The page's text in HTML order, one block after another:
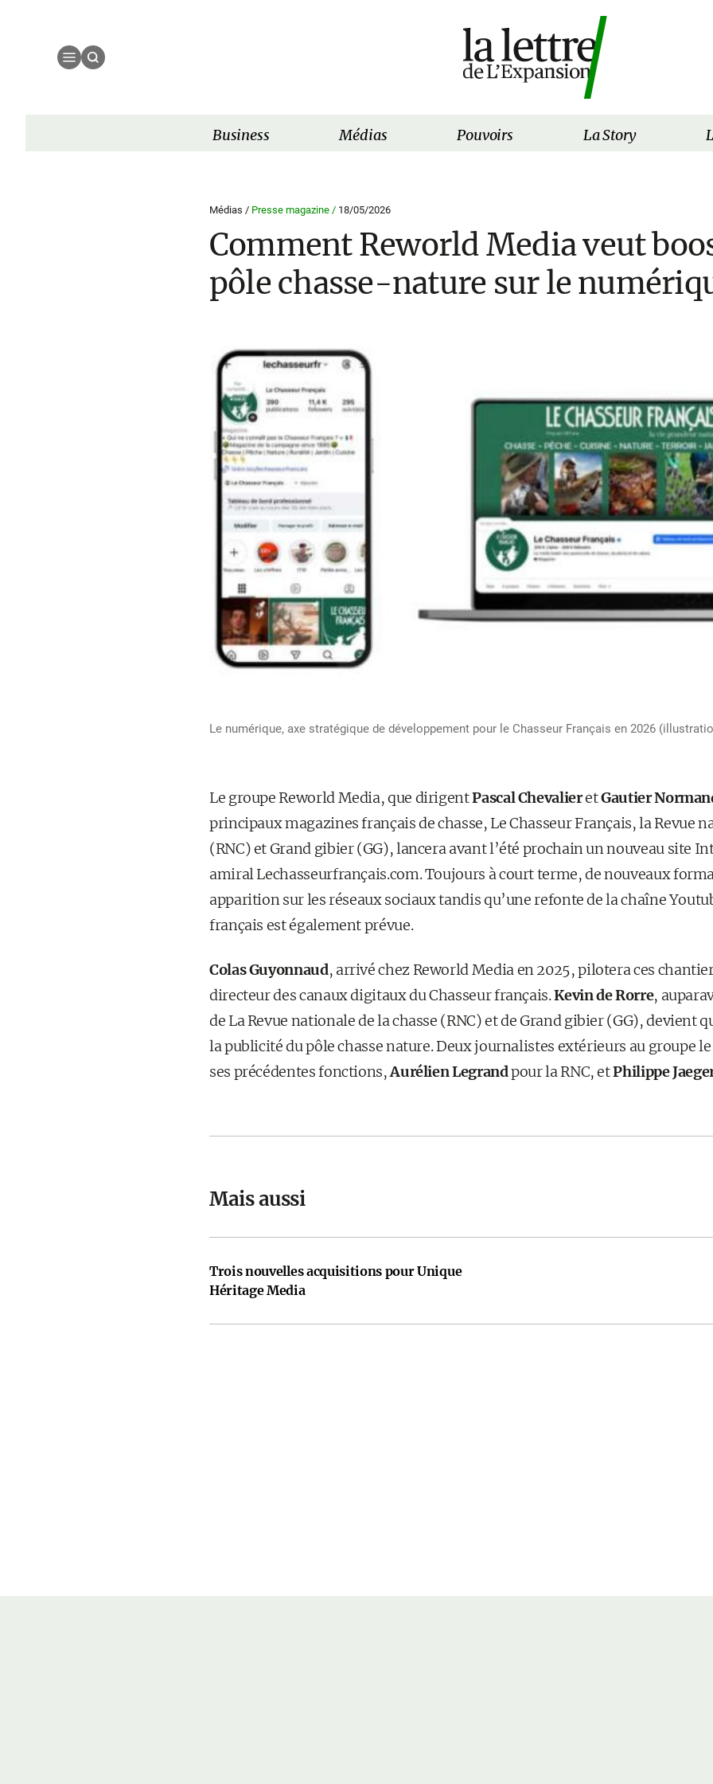
Business Médias Pouvoirs La Story
Médias / Presse magazine / 18/05/2026
Comment Reworld Media veut
pôle chasse-nature sur le
Le numérique, axe stratégique de développement pour le Chasseur Français en 2026
Le groupe Reworld Media, que dirigentPascal ChevalieretGautier
principaux magazines français de chasse, Le Chasseur Français, la Revue
(RNC) et Grand gibier (GG), lancera avant l’été prochain un nouveau site
amiral Lechasseurfrançais.com. Toujours à court terme, de nouveaux
apparition sur les réseaux sociaux tandis qu’une refonte de la chaîne
français est également prévue.
Colas Guyonnaud, arrivé chez Reworld Media en 2025, pilotera ces
directeur des canaux digitaux du Chasseur français.Kevin de Rorre,
de La Revue nationale de la chasse (RNC) et de Grand gibier (GG), devient
la publicité du pôle chasse nature. Deux journalistes extérieurs au groupe
ses précédentes fonctions,Aurélien Legrandpour la RNC, etPhilippe
Mais aussi
Trois nouvelles acquisitions pour Unique
Héritage Media